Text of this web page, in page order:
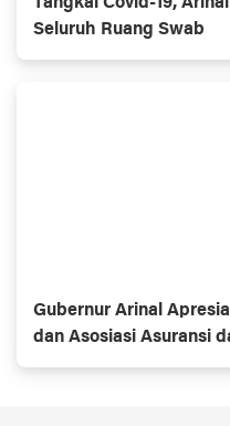
Seluruh Ruang Swab
Gubernur Arinal
dan Asosiasi Asuransi
Penanganan Covid-19